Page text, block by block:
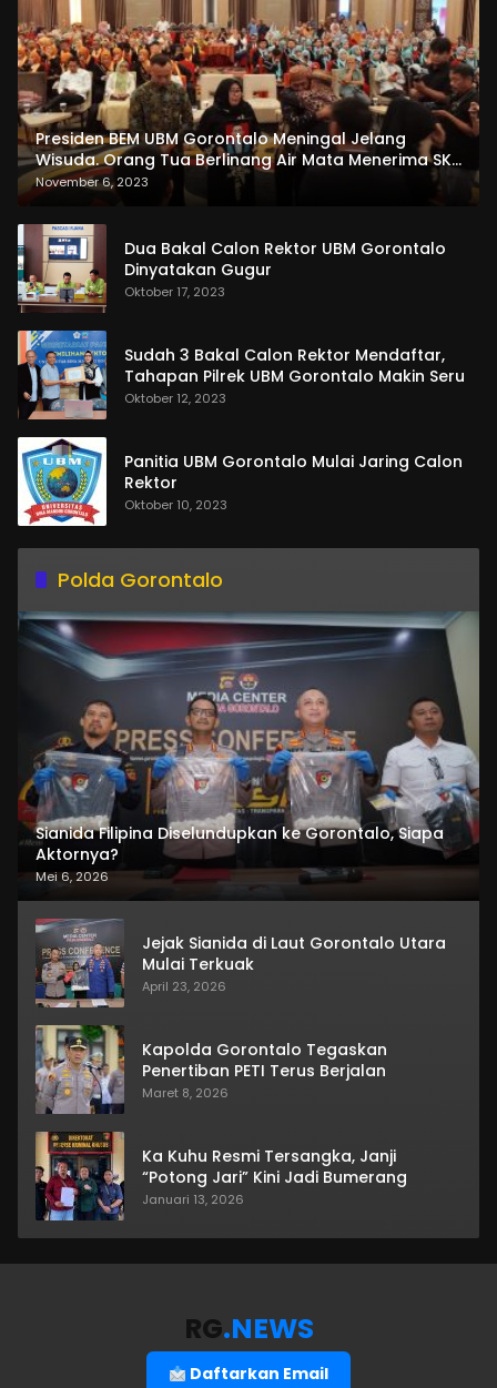
Presiden BEM UBM Gorontalo Meningal Jelang
Wisuda. Orang Tua Berlinang Air Mata Menerima SKL
dan Pemasangan Salempang
November 6, 2023
Dua Bakal Calon Rektor UBM Gorontalo
Dinyatakan Gugur
Oktober 17, 2023
Sudah 3 Bakal Calon Rektor Mendaftar,
Tahapan Pilrek UBM Gorontalo Makin Seru
Oktober 12, 2023
Panitia UBM Gorontalo Mulai Jaring Calon
Rektor
Oktober 10, 2023
Polda Gorontalo
Sianida Filipina Diselundupkan ke Gorontalo, Siapa
Aktornya?
Mei 6, 2026
Jejak Sianida di Laut Gorontalo Utara
Mulai Terkuak
April 23, 2026
Kapolda Gorontalo Tegaskan
Penertiban PETI Terus Berjalan
Maret 8, 2026
Ka Kuhu Resmi Tersangka, Janji
“Potong Jari” Kini Jadi Bumerang
Januari 13, 2026
RG.NEWS
Daftarkan Email